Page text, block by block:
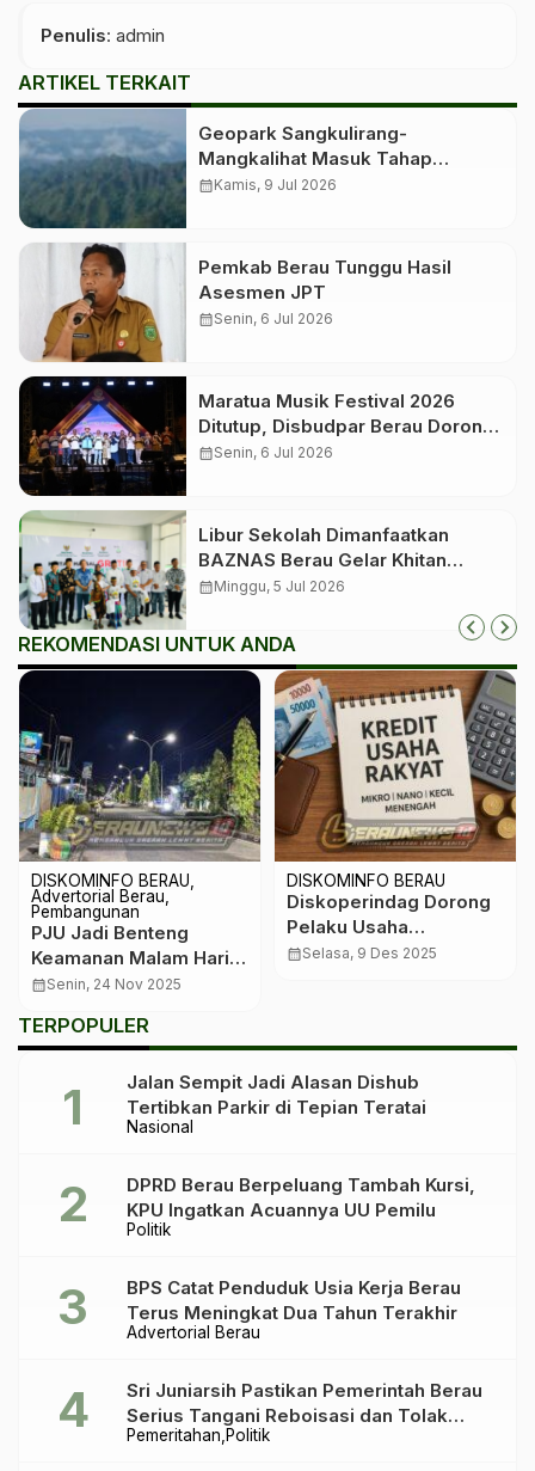
Penulis: admin
ARTIKEL TERKAIT
Geopark Sangkulirang-
Mangkalihat Masuk Tahap
Verifikasi Lapangan untuk
calendar_monthKamis, 9 Jul 2026
Pemkab Berau Tunggu Hasil
Asesmen JPT
calendar_monthSenin, 6 Jul 2026
Maratua Musik Festival 2026
Ditutup, Disbudpar Berau Dorong
Event Jadi Pengungkit Pariwisata
calendar_monthSenin, 6 Jul 2026
Libur Sekolah Dimanfaatkan
BAZNAS Berau Gelar Khitan
Massal bagi 350 Anak
calendar_monthMinggu, 5 Jul 2026
REKOMENDASI UNTUK ANDA
DISKOMINFO BERAU
Advertorial Berau
Pembangunan
‎PJU Jadi Benteng
Keamanan Malam Hari,
DPRD Desak
Pelosok Berau
calendar_monthSenin, 24 Nov 2025
DISKOMINFO BERAU
Diskoperindag Dorong
Pelaku Usaha
Manfaatkan Peluang
calendar_monthSelasa, 9 Des 2025
TERPOPULER
Nasional
Jalan Sempit Jadi Alasan Dishub
Tertibkan Parkir di Tepian Teratai
Politik
DPRD Berau Berpeluang Tambah Kursi,
KPU Ingatkan Acuannya UU Pemilu
Advertorial Berau
BPS Catat Penduduk Usia Kerja Berau
Terus Meningkat Dua Tahun Terakhir
Pemeritahan Politik
Sri Juniarsih Pastikan Pemerintah Berau
Serius Tangani Reboisasi dan Tolak
Praktik Ilegal